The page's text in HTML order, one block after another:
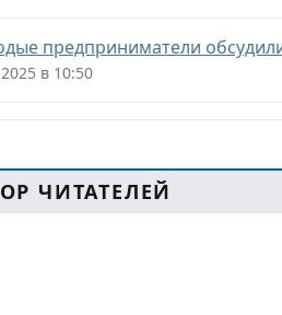
предприниматели
в 10:50
ЧИТАТЕЛЕЙ